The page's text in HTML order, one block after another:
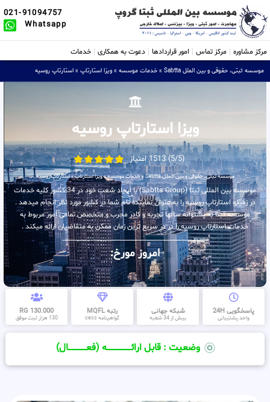
021-91094757
Whatsapp
مرکز مشاوره مرکز تماس امور قراردادها دعوت به همکاری خدمات
موسسه ثبتی، حقوقی و بین الملل Sabtta » خدمات موسسه » ویزا استارتاپ » استارتاپ روسیه
ویزا استارتاپ روسیه
(5/5) 1513 امتیاز
موسسه ثبتی، حقوقی و بین الملل Sabtta »خدمات موسسه»ویزا استارتاپ»استارتاپ روسیه
موسسه بین المللی ثبتا (Sabtta Group) با ایجاد شعب خود در 34 کشور کلیه خدمات
در زمینه استارتاپ روسیه را به عنوان نماینده تام شما در کشور مورد نظر انجام میدهد .
موسسه ثبتا به پشتوانه سالها تجربه و کادر مجرب و متخصص تمامی امور مربوط به
خدمات استارتاپ روسیه را در در سریع ترین زمان ممکن به متقاضیان ارائه میکند .
امروز مورخ:
پاسخگویی 24H
واحد پشتیبانی
شبکه جهانی
بیش از 34 شعبه
رتبه MQFL
گواهینامه cess
130.000 RG
130 هزار ثبت موفق
وضعیت : قابل ارائــــــــــــــــــــه (فعـــــــــــــــال)